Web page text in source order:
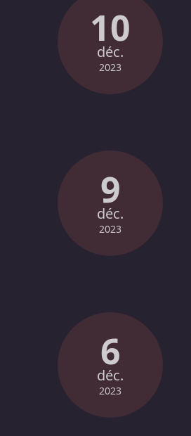
10
déc.
2023
9
déc.
2023
6
déc.
2023